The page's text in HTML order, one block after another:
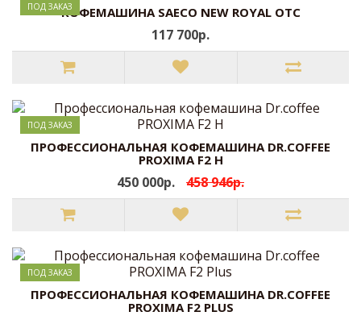
ПОД ЗАКАЗКОФЕМАШИНА SAECO NEW ROYAL OTC
117 700р.
ПОД ЗАКАЗ
ПРОФЕССИОНАЛЬНАЯ КОФЕМАШИНА DR.COFFEE
PROXIMA F2 H
450 000р. 458 946р.
ПОД ЗАКАЗ
ПРОФЕССИОНАЛЬНАЯ КОФЕМАШИНА DR.COFFEE
PROXIMA F2 PLUS